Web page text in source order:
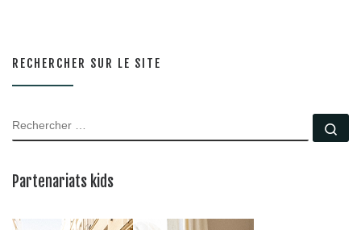
RECHERCHER SUR LE SITE
RECHERCHER
Partenariats kids